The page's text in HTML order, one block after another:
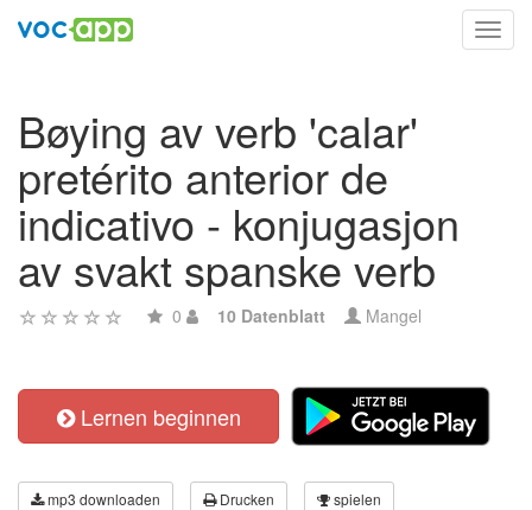
Bøying av verb 'calar'
pretérito anterior de
indicativo - konjugasjon
av svakt spanske verb
0 10 Datenblatt Mangel
Lernen beginnen
mp3 downloaden Drucken spielen